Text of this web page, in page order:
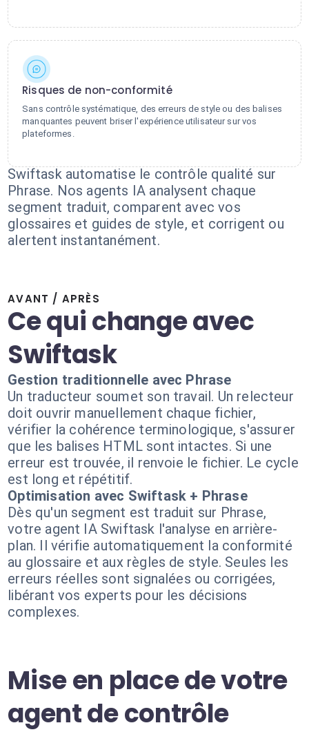
Risques de non-conformité
Sans contrôle systématique, des erreurs de style ou des balises
manquantes peuvent briser l'expérience utilisateur sur vos
plateformes.
Swiftask automatise le contrôle qualité sur
Phrase. Nos agents IA analysent chaque
segment traduit, comparent avec vos
glossaires et guides de style, et corrigent ou
alertent instantanément.
AVANT / APRÈS
Ce qui change avec
Swiftask
Gestion traditionnelle avec Phrase
Un traducteur soumet son travail. Un relecteur
doit ouvrir manuellement chaque fichier,
vérifier la cohérence terminologique, s'assurer
que les balises HTML sont intactes. Si une
erreur est trouvée, il renvoie le fichier. Le cycle
est long et répétitif.
Optimisation avec Swiftask + Phrase
Dès qu'un segment est traduit sur Phrase,
votre agent IA Swiftask l'analyse en arrière-
plan. Il vérifie automatiquement la conformité
au glossaire et aux règles de style. Seules les
erreurs réelles sont signalées ou corrigées,
libérant vos experts pour les décisions
complexes.
Mise en place de votre
agent de contrôle